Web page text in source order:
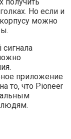
Но если и
можно
приложение
то, что Pioneer
людям.